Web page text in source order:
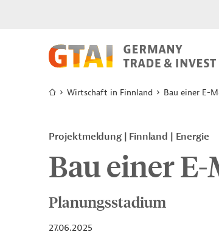
Wirtschaft in Finnland Bau einer E-
Projektmeldung Finnland Energie
Bau einer
Planungsstadium
27.06.2025